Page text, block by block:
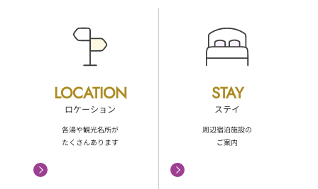
LOCATION
ロケーション
各湯や観光名所が
たくさんあります
STAY
ステイ
周辺宿泊施設の
ご案内